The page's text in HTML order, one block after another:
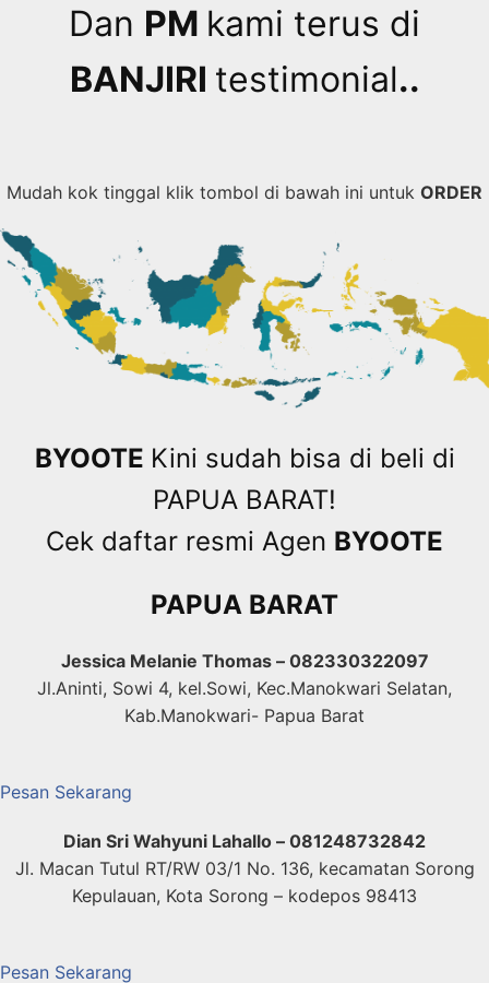
Dan PM kami terus di
BANJIRI testimonial..
Mudah kok tinggal klik tombol di bawah ini untuk ORDER
BYOOTE Kini sudah bisa di beli di
PAPUA BARAT!
Cek daftar resmi Agen BYOOTE
PAPUA BARAT
Jessica Melanie Thomas – 082330322097
Jl.Aninti, Sowi 4, kel.Sowi, Kec.Manokwari Selatan,
Kab.Manokwari- Papua Barat
Pesan Sekarang
Dian Sri Wahyuni Lahallo – 081248732842
Jl. Macan Tutul RT/RW 03/1 No. 136, kecamatan Sorong
Kepulauan, Kota Sorong – kodepos 98413
Pesan Sekarang